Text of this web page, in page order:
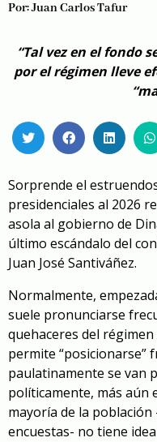
Por:Juan Carlos Tafur
“Tal vez en el fondo
por el régimen lleve
Sorprende el
presidenciales al 2026
asola al gobierno de
último escándalo del
Juan José Santiváñez.
Normalmente,
suele pronunciarse
quehaceres del
permite “posicionarse”
paulatinamente se van
políticamente, más aún
mayoría de la
encuestas- no tiene